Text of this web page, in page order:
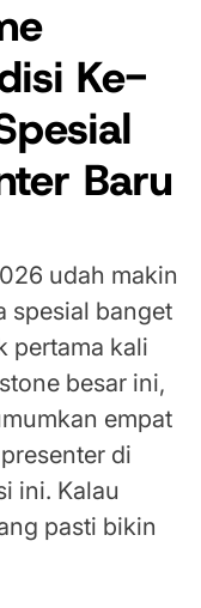
Ke-
Baru
udah makin
spesial banget
pertama kali
besar ini,
empat
di
ini. Kalau
pasti bikin